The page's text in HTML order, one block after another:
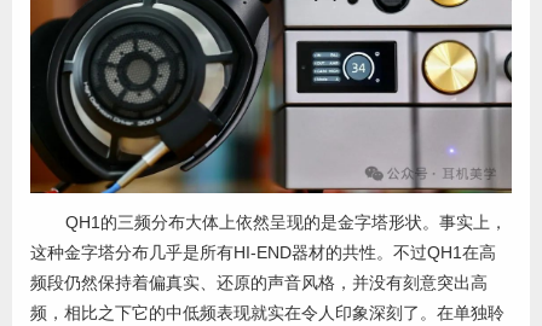
QH1的三频分布大体上依然呈现的是金字塔形状。事实上，
这种金字塔分布几乎是所有HI-END器材的共性。不过QH1在高
频段仍然保持着偏真实、还原的声音风格，并没有刻意突出高
频，相比之下它的中低频表现就实在令人印象深刻了。在单独聆